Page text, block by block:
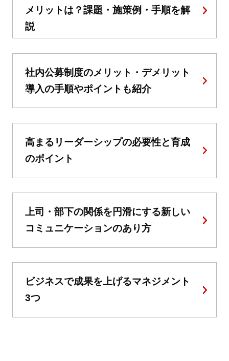
メリットは？課題・施策例・手順を解
説
社内公募制度のメリット・デメリット
導入の手順やポイントも紹介
高まるリーダーシップの必要性と育成
のポイント
上司・部下の関係を円滑にする新しい
コミュニケーションのあり方
ビジネスで成果を上げるマネジメント
3つ